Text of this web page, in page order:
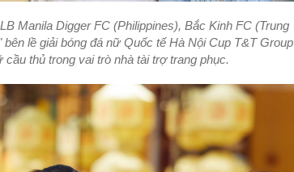
Manila Digger FC (Philippines), Bắc Kinh FC (Trung
lề giải bóng đá nữ Quốc tế Hà Nội Cup T&T Group
thủ trong vai trò nhà tài trợ trang phục.